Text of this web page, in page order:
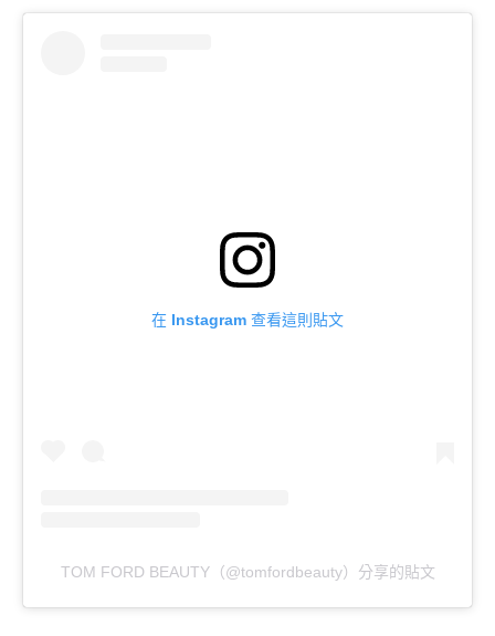
在 Instagram 查看這則貼文
TOM FORD BEAUTY（@tomfordbeauty）分享的貼文